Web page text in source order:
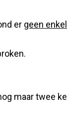
er geen
maar twee